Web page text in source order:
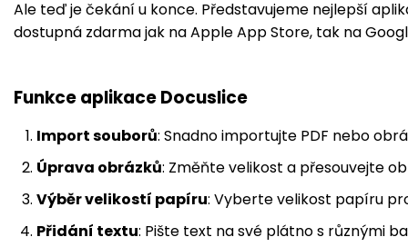
Ale teď je čekání u konce. Představujeme nejlepší
dostupná zdarma jak na Apple App Store, tak na
Funkce aplikace Docuslice
Import souborů: Snadno importujte PDF nebo
Úprava obrázků: Změňte velikost a přesouvejte
Výběr velikostí papíru: Vyberte velikost papíru
Přidání textu: Pište text na své plátno s různými